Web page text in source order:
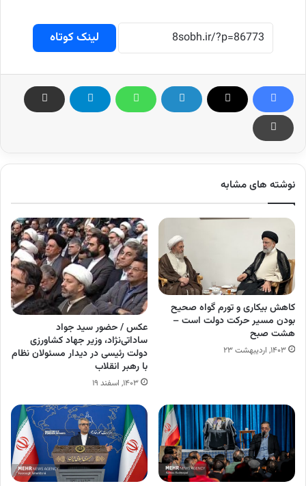
لینک کوتاه
نوشته های مشابه
کاهش بیکاری و تورم گواه صحیح
بودن مسیر حرکت دولت است –
هشت صبح
۱۴۰۳, اردیبهشت ۲۳
عکس / حضور سید جواد
ساداتی‌نژاد، وزیر جهاد کشاورزی
دولت رئیسی در دیدار مسئولان نظام
با رهبر انقلاب
۱۴۰۳, اسفند ۱۹